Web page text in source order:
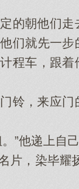
朝他们走
们就先一步
程车，跟着
，来应门
他递上自己
，染毕耀